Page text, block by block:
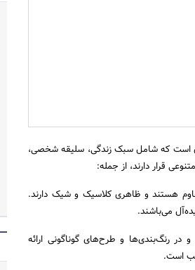
است که شامل سبک زندگی، سلیقه شخصی،
قرار دارند، از جمله:
هستند و ظاهری کلاسیک و شیک دارند.
می‌باشند.
رنگ‌بندی‌ها و طرح‌های گوناگونی ارائه
است.